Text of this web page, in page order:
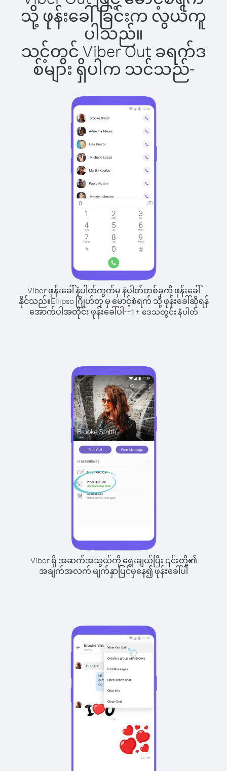
သို့ ဖုန်းခေါ်ခြင်းက လွယ်ကူ
ပါသည်။
သင့်တွင် Viber Out ခရက်ဒ
စ်များ ရှိပါက သင်သည်-
Viber ဖုန်းခေါ်နံပါတ်ကွက်မှ နံပါတ်တစ်ခုကို ဖုန်းခေါ်
နိုင်သည်။Ellipso ဂြိုဟ်တု မှ မောင့်စဲရက် သို့ ဖုန်းခေါ်ဆိုရန်
အောက်ပါအတိုင်း ဖုန်းခေါ်ပါ-+1+ ဒေသတွင်း နံပါတ်
Viber ရှိ အဆက်အသွယ်ကို ရွေးချယ်ပြီး ၎င်းတို့၏
အချက်အလက် မျက်နှာပြင်မှနေ၍ ဖုန်းခေါ်ပါ